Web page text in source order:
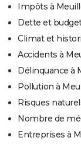
Impôts à
Dette et
Climat et
Accidents à
Délinquance à
Pollution à
Risques
Nombre de
Entreprises à